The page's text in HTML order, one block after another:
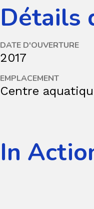
Détails
DATE D'OUVERTURE
2017
EMPLACEMENT
Centre
In